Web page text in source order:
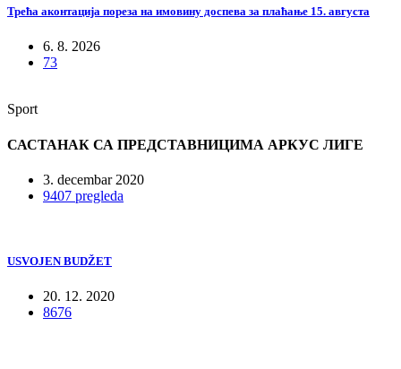
Трећа аконтација пореза на имовину доспева за плаћање 15. августа
6. 8. 2026
73
Sport
САСТАНАК СА ПРЕДСТАВНИЦИМА АРКУС ЛИГЕ
3. decembar 2020
9407 pregleda
USVOJEN BUDŽET
20. 12. 2020
8676